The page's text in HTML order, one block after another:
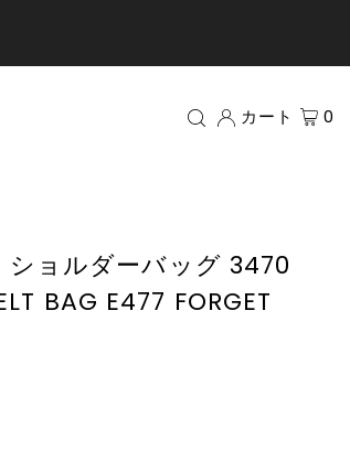
カート 0
ョルダーバッグ 3470
BAG E477 FORGET